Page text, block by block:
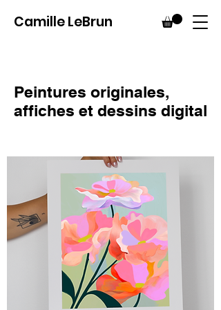
Camille LeBrun
Peintures originales,
affiches et dessins digital